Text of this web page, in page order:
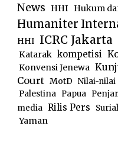
News
HHI Hukum
Humaniter
HHI ICRC Jakarta
Katarak kompetisi
Konvensi Jenewa
Court MotD Nilai-nilai
Palestina
Papua
media Rilis Pers
Yaman